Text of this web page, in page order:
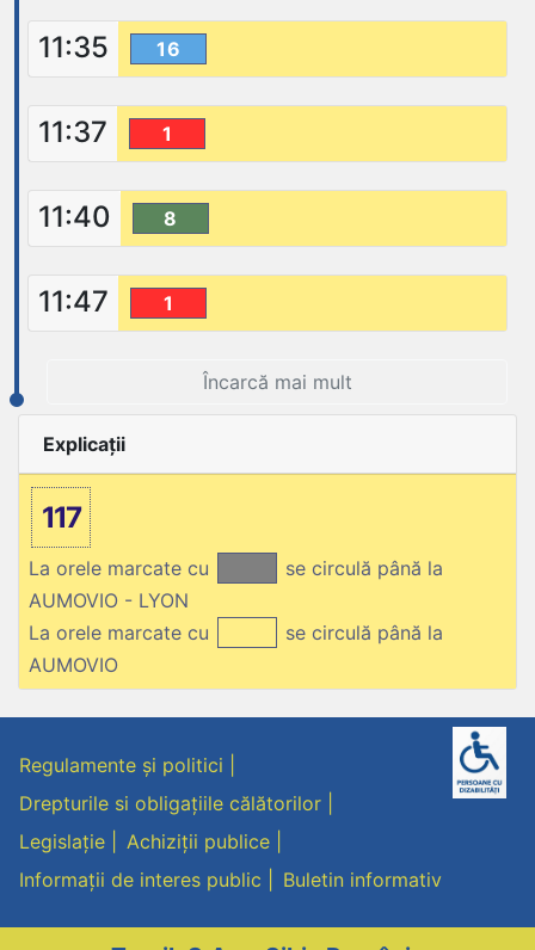
11:35 16
11:37 1
11:40 8
11:47 1
Încarcă mai mult
Explicații
117
La orele marcate cu
se circulă până la
AUMOVIO - LYON
La orele marcate cu
se circulă până la
AUMOVIO
Regulamente și politici
Drepturile si obligațiile călătorilor
Legislație
Achiziții publice
Informații de interes public
Buletin informativ